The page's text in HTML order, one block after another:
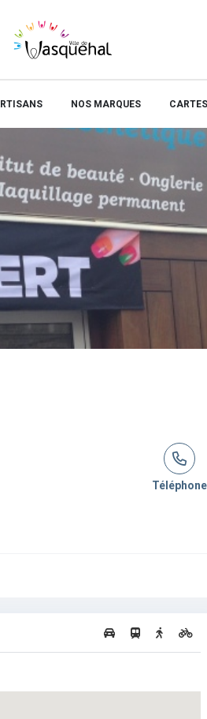
NOS MARQUES
Téléphone